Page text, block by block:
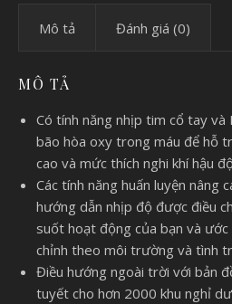
Mô tả Đánh giá (0)
MÔ TẢ
Có tính năng nhịp tim cổ tay
bão hòa oxy trong máu để hỗ
cao và mức thích nghi khí hậu
Các tính năng huấn luyện nâng
hướng dẫn nhịp độ được điều
suốt hoạt động của bạn và
chỉnh theo môi trường và tình
Điều hướng ngoài trời với bản
tuyết cho hơn 2000 khu nghỉ